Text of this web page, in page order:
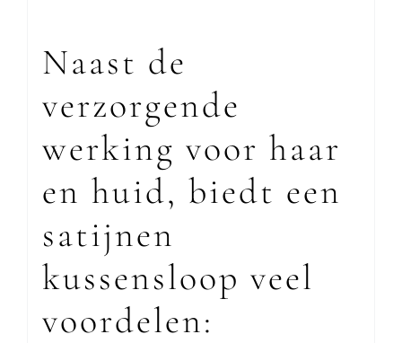
Naast de
verzorgende
werking voor haar
en huid, biedt een
satijnen
kussensloop veel
voordelen: